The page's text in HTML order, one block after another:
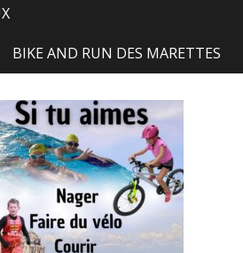
BIKE AND RUN DES MARETTES